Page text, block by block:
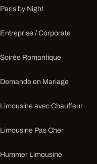
Paris by Night
Entreprise / Corporate
Soirée Romantique
Demande en Mariage
Limousine avec Chauffeur
Limousine Pas Cher
Hummer Limousine